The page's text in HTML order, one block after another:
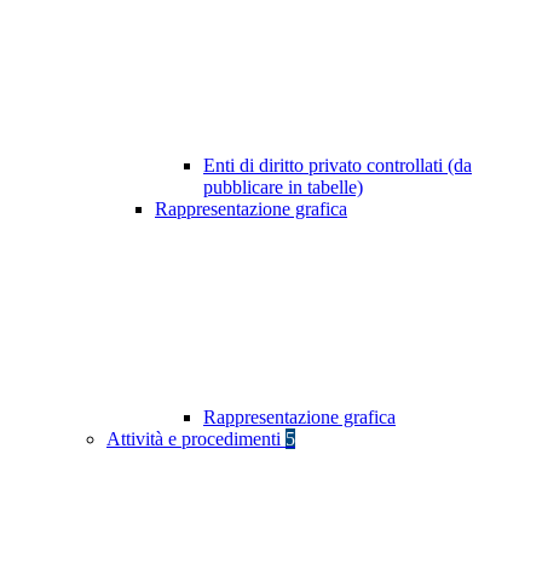
Enti di diritto privato controllati (da
pubblicare in tabelle)
Rappresentazione grafica
Rappresentazione grafica
Attività e procedimenti 5